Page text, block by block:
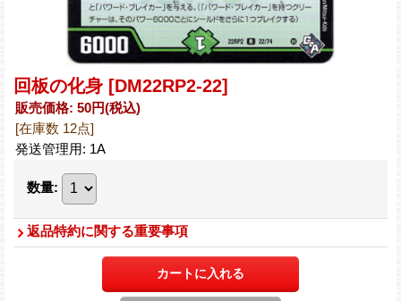
回板の化身 [DM22RP2-22]
販売価格: 50円(税込)
[在庫数 12点]
発送管理用: 1A
数量:
返品特約に関する重要事項